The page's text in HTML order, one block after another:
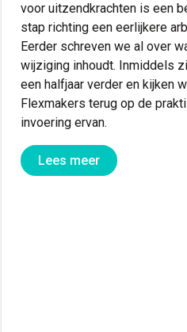
voor uitzendkrachten is een
stap richting een eerlijkere
Eerder schreven we al over
wijziging inhoudt. Inmiddels
een halfjaar verder en kijken
Flexmakers terug op de
invoering ervan.
Lees meer